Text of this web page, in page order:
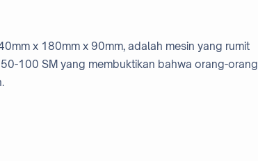
x 180mm x 90mm, adalah mesin yang rumit
100 SM yang membuktikan bahwa orang-orang